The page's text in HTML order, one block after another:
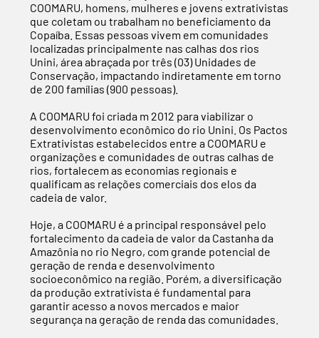
COOMARU, homens, mulheres e jovens extrativistas
que coletam ou trabalham no beneficiamento da
Copaíba. Essas pessoas vivem em comunidades
localizadas principalmente nas calhas dos rios
Unini, área abraçada por três (03) Unidades de
Conservação, impactando indiretamente em torno
de 200 famílias (900 pessoas).
A COOMARU foi criada m 2012 para viabilizar o
desenvolvimento econômico do rio Unini. Os Pactos
Extrativistas estabelecidos entre a COOMARU e
organizações e comunidades de outras calhas de
rios, fortalecem as economias regionais e
qualificam as relações comerciais dos elos da
cadeia de valor.
Hoje, a COOMARU é a principal responsável pelo
fortalecimento da cadeia de valor da Castanha da
Amazônia no rio Negro, com grande potencial de
geração de renda e desenvolvimento
socioeconômico na região. Porém, a diversificação
da produção extrativista é fundamental para
garantir acesso a novos mercados e maior
segurança na geração de renda das comunidades.